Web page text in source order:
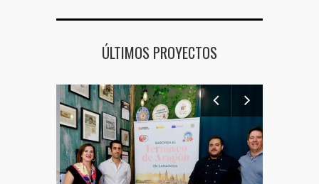
ÚLTIMOS PROYECTOS